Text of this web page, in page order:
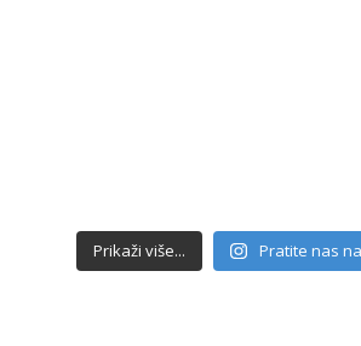
Prikaži više... Pratite nas